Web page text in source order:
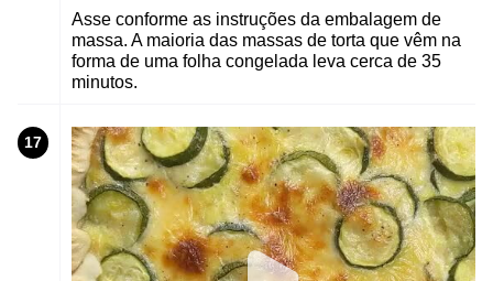
Asse conforme as instruções da embalagem de
massa. A maioria das massas de torta que vêm na
forma de uma folha congelada leva cerca de 35
minutos.
17